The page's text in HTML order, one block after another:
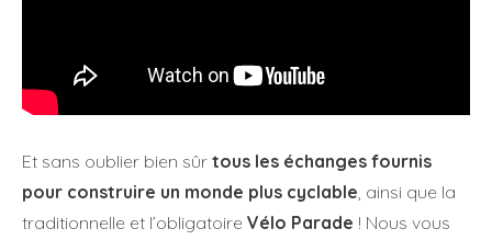
Et sans oublier bien sûr tous les échanges fournis
pour construire un monde plus cyclable , ainsi que la
traditionnelle et l’obligatoire Vélo Parade ! Nous vous